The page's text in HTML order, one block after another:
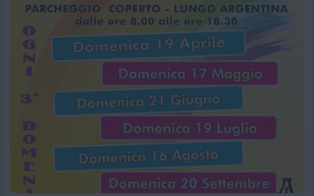
Chi siamoPrivacy e CookieLogin